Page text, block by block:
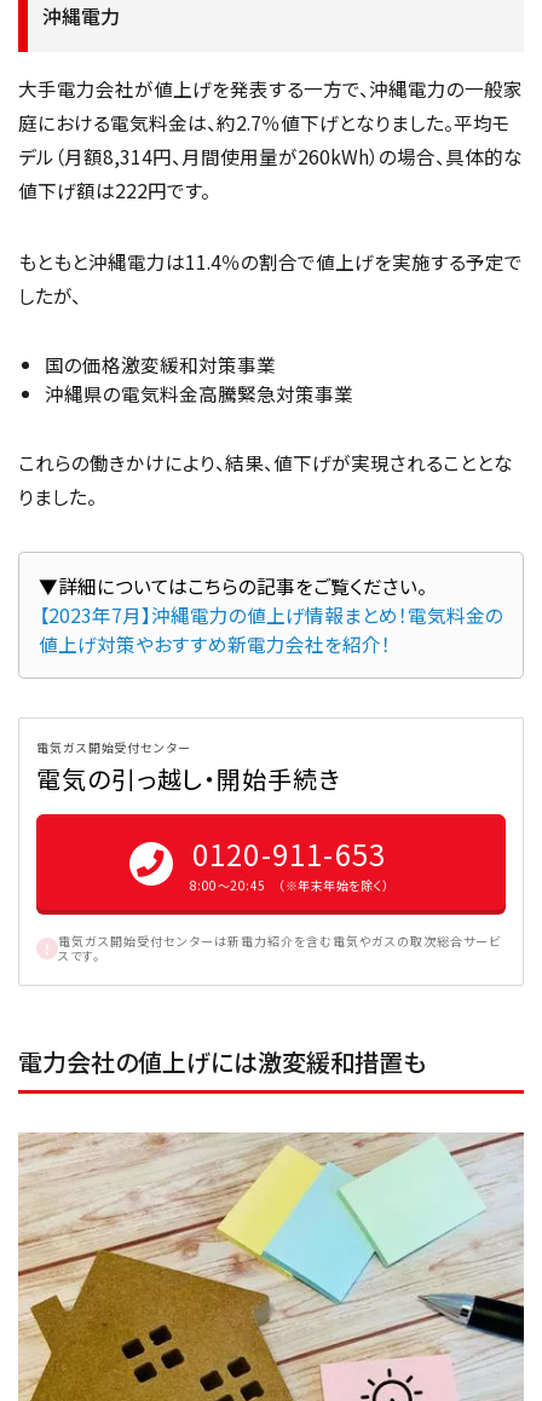
沖縄電力
大手電力会社が値上げを発表する一方で、沖縄電力の一般家
庭における電気料金は、約2.7％値下げとなりました。平均モ
デル（月額8,314円、月間使用量が260kWh）の場合、具体的な
値下げ額は222円です。
もともと沖縄電力は11.4％の割合で値上げを実施する予定で
したが、
国の価格激変緩和対策事業
沖縄県の電気料金高騰緊急対策事業
これらの働きかけにより、結果、値下げが実現されることとな
りました。
【2023年7月】沖縄電力の値上げ情報まとめ！電気料金の
値上げ対策やおすすめ新電力会社を紹介！
電気ガス開始受付センター
電気の引っ越し・開始手続き
0120-911-653
8:00〜20:45 （※年末年始を除く）
電気ガス開始受付センターは新電力紹介を含む電気やガスの取次総合サービ
スです。
電力会社の値上げには激変緩和措置も